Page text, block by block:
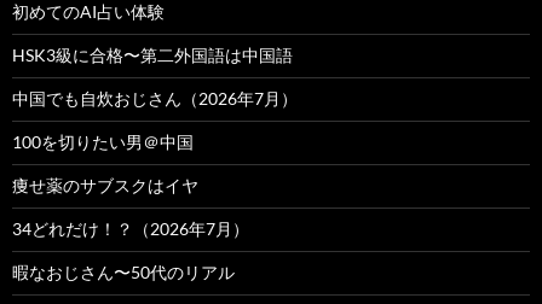
初めてのAI占い体験
HSK3級に合格〜第二外国語は中国語
中国でも自炊おじさん（2026年7月）
100を切りたい男＠中国
痩せ薬のサブスクはイヤ
34どれだけ！？（2026年7月）
暇なおじさん〜50代のリアル